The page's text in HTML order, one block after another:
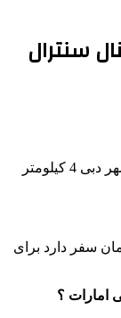
سنترال
فاصله هتل کانال سنترال دبی امارات تا مرکز شهر دبی 4 کیلومتر
سفر دارد برای
امارات ؟